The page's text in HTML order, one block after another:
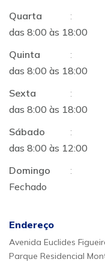
Quarta
:
das 8:00 às 18:00
Quinta
:
das 8:00 às 18:00
Sexta
:
das 8:00 às 18:00
Sábado
:
das 8:00 às 12:00
Domingo
:
Fechado
Endereço
Avenida Euclides
Parque Residencial